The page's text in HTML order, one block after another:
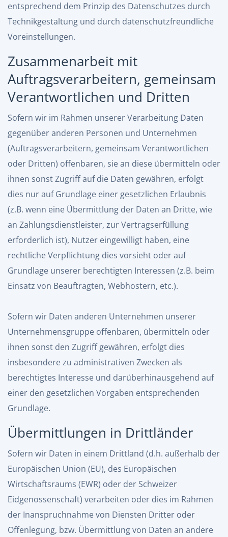
entsprechend dem Prinzip des Datenschutzes durch
Technikgestaltung und durch datenschutzfreundliche
Voreinstellungen.
Zusammenarbeit mit
Auftragsverarbeitern, gemeinsam
Verantwortlichen und Dritten
Sofern wir im Rahmen unserer Verarbeitung Daten
gegenüber anderen Personen und Unternehmen
(Auftragsverarbeitern, gemeinsam Verantwortlichen
oder Dritten) offenbaren, sie an diese übermitteln oder
ihnen sonst Zugriff auf die Daten gewähren, erfolgt
dies nur auf Grundlage einer gesetzlichen Erlaubnis
(z.B. wenn eine Übermittlung der Daten an Dritte, wie
an Zahlungsdienstleister, zur Vertragserfüllung
erforderlich ist), Nutzer eingewilligt haben, eine
rechtliche Verpflichtung dies vorsieht oder auf
Grundlage unserer berechtigten Interessen (z.B. beim
Einsatz von Beauftragten, Webhostern, etc.).
Sofern wir Daten anderen Unternehmen unserer
Unternehmensgruppe offenbaren, übermitteln oder
ihnen sonst den Zugriff gewähren, erfolgt dies
insbesondere zu administrativen Zwecken als
berechtigtes Interesse und darüberhinausgehend auf
einer den gesetzlichen Vorgaben entsprechenden
Grundlage.
Übermittlungen in Drittländer
Sofern wir Daten in einem Drittland (d.h. außerhalb der
Europäischen Union (EU), des Europäischen
Wirtschaftsraums (EWR) oder der Schweizer
Eidgenossenschaft) verarbeiten oder dies im Rahmen
der Inanspruchnahme von Diensten Dritter oder
Offenlegung, bzw. Übermittlung von Daten an andere